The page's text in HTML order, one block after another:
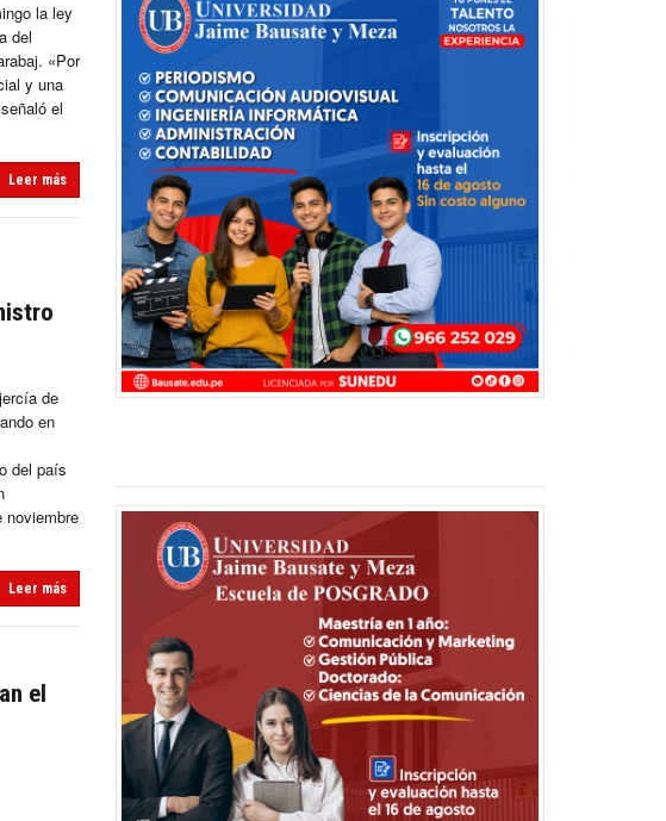
la ley
del
«Por
y una
el
Leer más
de
en
del país
noviembre
Leer más
el